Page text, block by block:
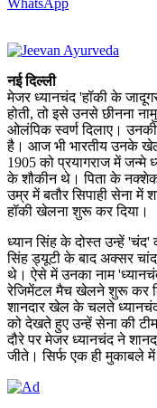
नई दिल्ली
मेजर ध्यानचंद 'हॉकी के
होती, तो इसे उनसे छीनना
ओलंपिक स्वर्ण दिलाए। उनकी
है। आज भी भारतीय उनके
1905 को प्रयागराज में जन्मे
के शौकीन थे। पिता के
उम्र में बतौर सिपाही सेना में
हॉकी खेलना शुरू कर दिया।
ध्यान सिंह के दोस्त उन्हें
सिंह ड्यूटी के बाद अक्सर
थे। ऐसे में उनका नाम
रेजिमेंटल मैच खेलने शुरू कर
शानदार खेल के चलते
को देखते हुए उन्हें सेना की
दौरे पर मेजर ध्यानचंद ने
जीते। सिर्फ एक ही मुकाबले में